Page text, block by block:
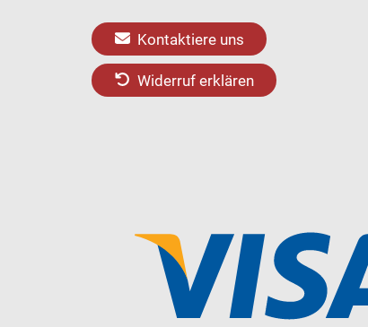
Kontaktiere uns
Widerruf erklären